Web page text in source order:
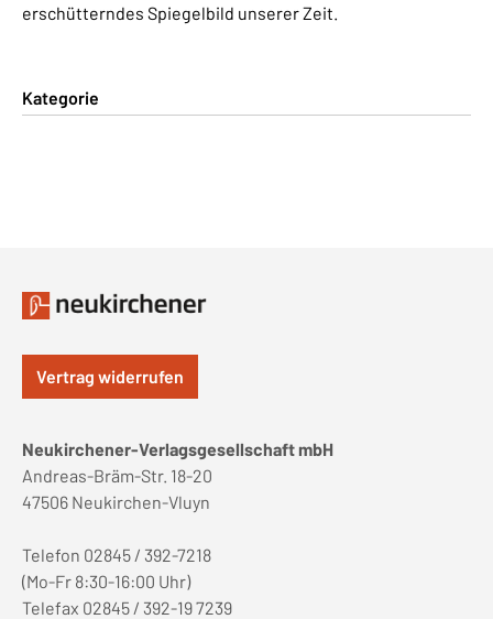
erschütterndes Spiegelbild unserer Zeit.
Kategorie
Vertrag widerrufen
Neukirchener-Verlagsgesellschaft mbH
Andreas-Bräm-Str. 18-20
47506 Neukirchen-Vluyn
Telefon 02845 / 392-7218
(Mo-Fr 8:30-16:00 Uhr)
Telefax 02845 / 392-19 7239